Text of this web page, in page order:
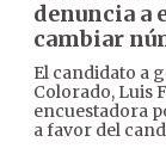
denuncia a
cambiar
El candidato a
Colorado, Luis
encuestadora
a favor del